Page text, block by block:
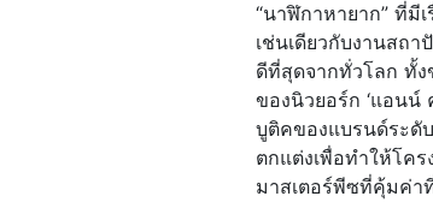
“นาฬิกาหายาก” ที่มี
เช่นเดียวกับงานสถ
ดีที่สุดจากทั่วโลก ทั้ง
ของนิวยอร์ก ‘แอน
บูติคของแบรนด์ระดั
ตกแต่งเพื่อทำให้โค
มาสเตอร์พีซที่คุ้มค่า